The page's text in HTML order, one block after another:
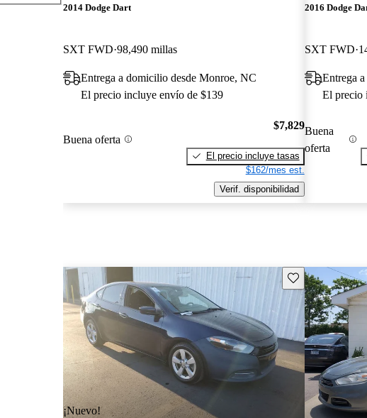
2014 Dodge Dart
SXT FWD 98,490 millas
Entrega a domicilio desde Monroe, NC
El precio incluye envío de $139
Buena oferta
$7,829
El precio incluye tasas
$162/mes est.
Verif. disponibilidad
2016 Dodge
SXT FWD
Entrega
El precio
Buena
oferta
¡Nuevo!
Guarda este Aviso